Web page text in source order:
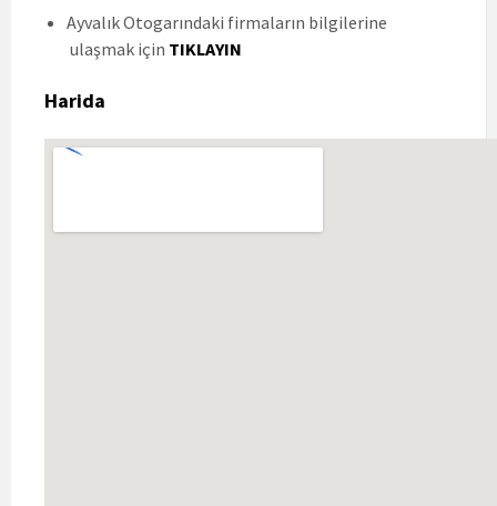
Ayvalık Otogarındaki firmaların bilgilerine
ulaşmak için TIKLAYIN
Harida